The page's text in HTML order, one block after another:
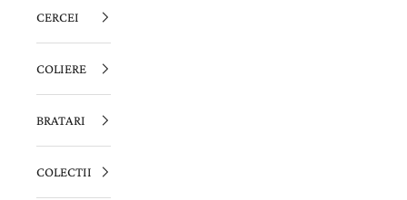
CERCEI
COLIERE
BRATARI
COLECTII